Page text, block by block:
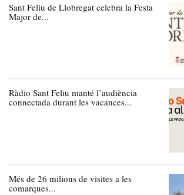
Sant Feliu de Llobregat celebra la Festa
Major de...
Ràdio Sant Feliu manté l’audiència
connectada durant les vacances...
Més de 26 milions de visites a les
comarques...